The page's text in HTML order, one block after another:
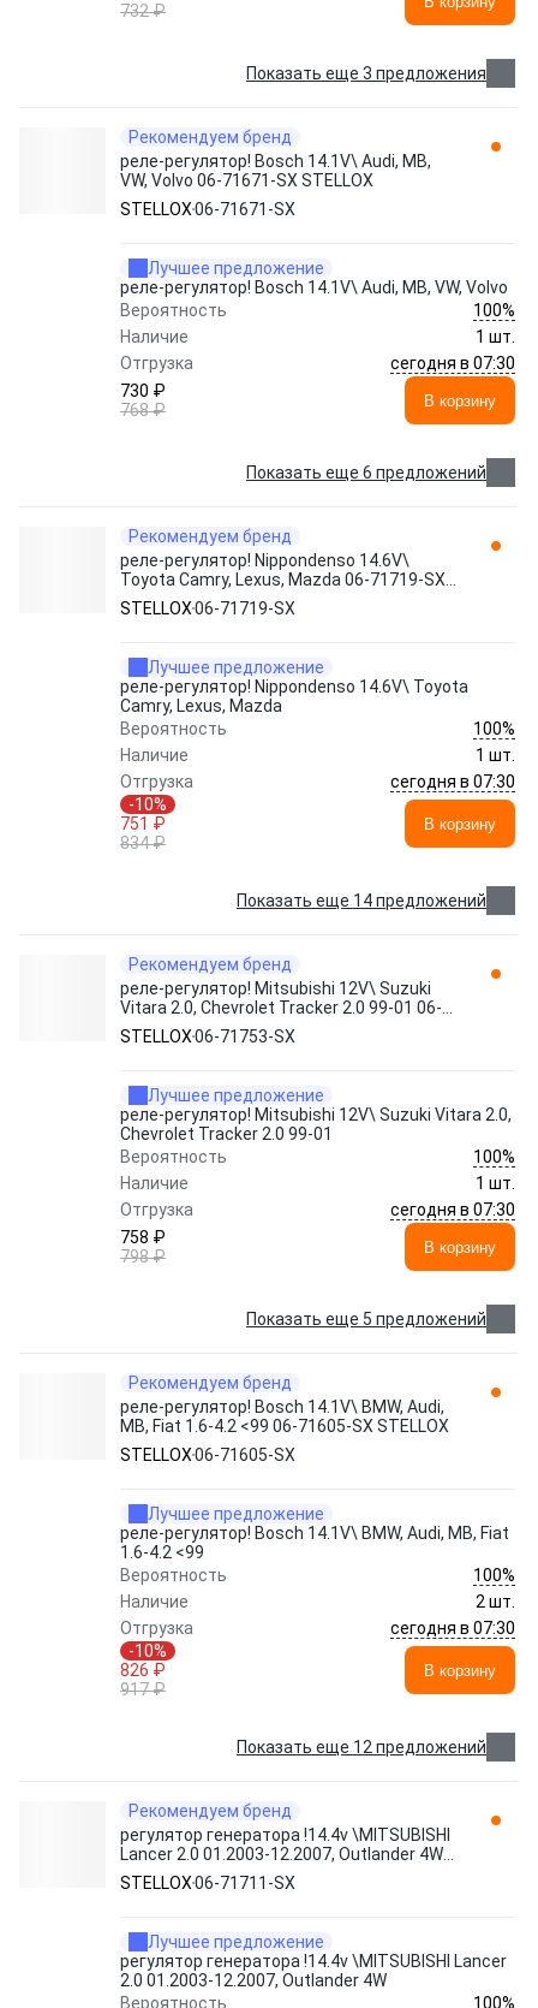
732 ₽
Показать еще 3 предложения
Рекомендуем бренд
реле-регулятор! Bosch 14.1V\ Audi, MB,
VW, Volvo 06-71671-SX STELLOX
STELLOX06-71671-SX
Лучшее предложение
реле-регулятор! Bosch 14.1V\ Audi, MB, VW, Volvo
Вероятность
100%
Наличие
1 шт.
Отгрузка
сегодня в 07:30
730 ₽
768 ₽
В корзину
Показать еще 6 предложений
Рекомендуем бренд
реле-регулятор! Nippondenso 14.6V\
Toyota Camry, Lexus, Mazda 06-71719-SX
STELLOX
STELLOX06-71719-SX
Лучшее предложение
реле-регулятор! Nippondenso 14.6V\ Toyota
Camry, Lexus, Mazda
Вероятность
100%
Наличие
1 шт.
Отгрузка
сегодня в 07:30
-10%
751 ₽
834 ₽
В корзину
Показать еще 14 предложений
Рекомендуем бренд
реле-регулятор! Mitsubishi 12V\ Suzuki
Vitara 2.0, Chevrolet Tracker 2.0 99-01 06-
71753-SX STELLOX
STELLOX06-71753-SX
Лучшее предложение
реле-регулятор! Mitsubishi 12V\ Suzuki Vitara 2.0,
Chevrolet Tracker 2.0 99-01
Вероятность
100%
Наличие
1 шт.
Отгрузка
сегодня в 07:30
758 ₽
798 ₽
В корзину
Показать еще 5 предложений
Рекомендуем бренд
реле-регулятор! Bosch 14.1V\ BMW, Audi,
MB, Fiat 1.6-4.2 <99 06-71605-SX STELLOX
STELLOX06-71605-SX
Лучшее предложение
реле-регулятор! Bosch 14.1V\ BMW, Audi, MB, Fiat
1.6-4.2 <99
Вероятность
100%
Наличие
2 шт.
Отгрузка
сегодня в 07:30
-10%
826 ₽
917 ₽
В корзину
Показать еще 12 предложений
Рекомендуем бренд
регулятор генератора !14.4v \MITSUBISHI
Lancer 2.0 01.2003-12.2007, Outlander 4W
06-71711-SX STELLOX
STELLOX06-71711-SX
Лучшее предложение
регулятор генератора !14.4v \MITSUBISHI Lancer
2.0 01.2003-12.2007, Outlander 4W
Вероятность
100%